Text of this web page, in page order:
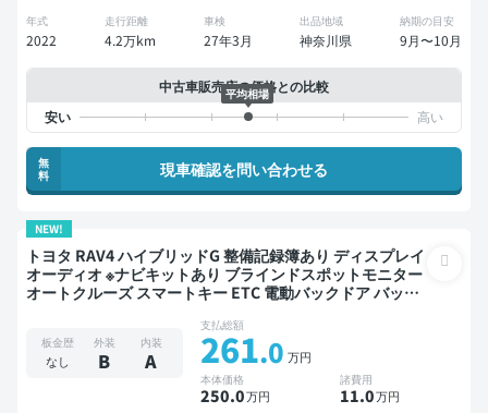
年式
2022
走行距離
4.2万km
車検
27年3月
出品地域
神奈川県
納期の目安
9月〜10月
中古車販売店の価格との比較
平均相場
無
料
現車確認を問い合わせる
NEW!
トヨタ RAV4 ハイブリッドG 整備記録簿あり ディスプレイ
オーディオ ※ナビキットあり ブラインドスポットモニター
オートクルーズ スマートキー ETC 電動バックドア バック
板金歴
なし
外装
B
内装
A
支払総額
261.0 万円
本体価格
250.0万円
諸費用
11.0万円